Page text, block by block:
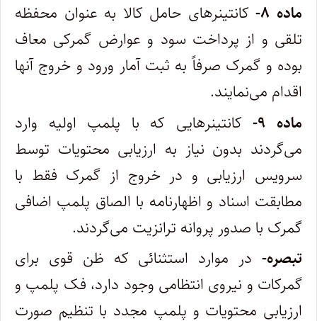
ماده ۸-
کانتینرهای حامل کالا به عنوان محفظه
تلقی و از پرداخت سود و عوارض گمرکی معاف
بوده و گمرک صرفاً به ثبت آمار ورود و خروج‌ آنها
اقدام می‌نمایند.
ماده ۹-
کانتینرهایی که با پلمپ اولیه وارد
می‌گردند بدون نیاز به ارزیابی محتویات توسط
سرویس ارزیابی و در خروج از گمرک فقط با
مطابقت ‌اسناد و اظهارنامه با الصاق پلمپ اضافی
گمرک با صدور پروانه ترانزیت می‌گردند.
تبصره- در موارد استثنائی که ظن قوی برای
گمرکات و نیروی انتظامی وجود دارد، فک پلمپ و
ارزیابی محتویات و پلمپ مجدد با تنظیم ‌صورت‌